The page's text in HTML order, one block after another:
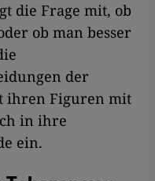
die Frage mit, ob
ob man besser
der
ihren Figuren mit
in ihre
ein.